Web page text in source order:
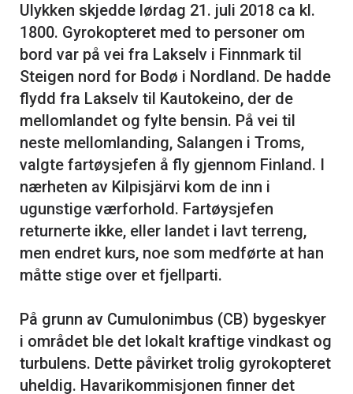
Ulykken skjedde lørdag 21. juli 2018 ca kl.
1800. Gyrokopteret med to personer om
bord var på vei fra Lakselv i Finnmark til
Steigen nord for Bodø i Nordland. De hadde
flydd fra Lakselv til Kautokeino, der de
mellomlandet og fylte bensin. På vei til
neste mellomlanding, Salangen i Troms,
valgte fartøysjefen å fly gjennom Finland. I
nærheten av Kilpisjärvi kom de inn i
ugunstige værforhold. Fartøysjefen
returnerte ikke, eller landet i lavt terreng,
men endret kurs, noe som medførte at han
måtte stige over et fjellparti.
På grunn av Cumulonimbus (CB) bygeskyer
i området ble det lokalt kraftige vindkast og
turbulens. Dette påvirket trolig gyrokopteret
uheldig. Havarikommisjonen finner det